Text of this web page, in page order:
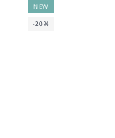
NEW
-20%